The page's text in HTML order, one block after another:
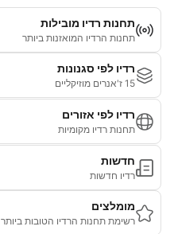
תחנות רדיו מובילות
תחנות הרדיו המואזנות ביותר
רדיו לפי סגנונות
15 ז'אנרים מוזיקליים
רדיו לפי אזורים
תחנות רדיו מקומיות
חדשות
רדיו חדשות
מומלצים
רשימת תחנות הרדיו הטובות ביותר